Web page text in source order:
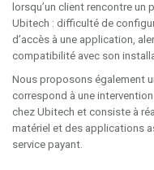
lorsqu’un client rencontre
Ubitech : difficulté de
d’accès à une application,
compatibilité avec son
Nous proposons également
correspond à une
chez Ubitech et consiste à
matériel et des applications
service payant.